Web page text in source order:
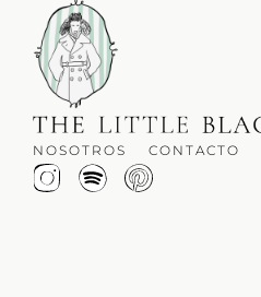
NOSOTROS CONTACTO